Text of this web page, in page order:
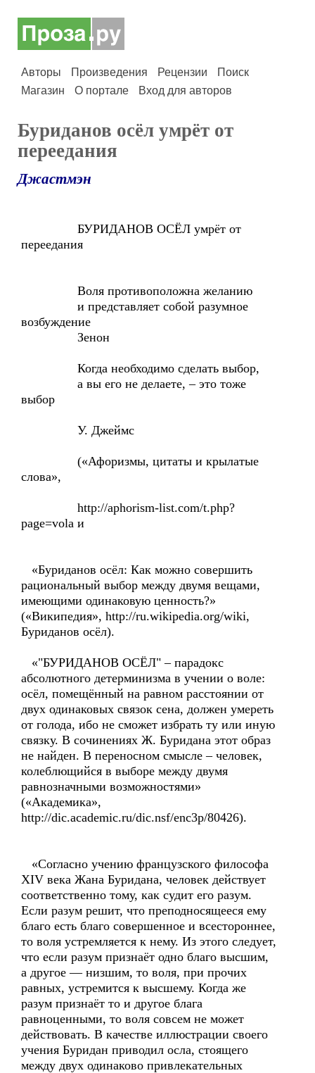
Авторы Произведения Рецензии
Поиск
Магазин
О портале Вход для авторов
Буриданов осёл умрёт от
переедания
Джастмэн
БУРИДАНОВ ОСЁЛ умрёт от
переедания
Воля противоположна желанию
и представляет собой разумное
возбуждение
Зенон
Когда необходимо сделать выбор,
а вы его не делаете, – это тоже
выбор
У. Джеймс
(«Афоризмы, цитаты и крылатые
слова»,
http://aphorism-list.com/t.php?
page=vola и
«Буриданов осёл: Как можно совершить
рациональный выбор между двумя вещами,
имеющими одинаковую ценность?»
(«Википедия», http://ru.wikipedia.org/wiki,
Буриданов осёл).
«"БУРИДАНОВ ОСЁЛ" – парадокс
абсолютного детерминизма в учении о воле:
осёл, помещённый на равном расстоянии от
двух одинаковых связок сена, должен умереть
от голода, ибо не сможет избрать ту или иную
связку. В сочинениях Ж. Буридана этот образ
не найден. В переносном смысле – человек,
колеблющийся в выборе между двумя
равнозначными возможностями»
(«Академика»,
http://dic.academic.ru/dic.nsf/enc3p/80426).
«Согласно учению французского философа
XIV века Жана Буридана, человек действует
соответственно тому, как судит его разум.
Если разум решит, что преподносящееся ему
благо есть благо совершенное и всестороннее,
то воля устремляется к нему. Из этого следует,
что если разум признаёт одно благо высшим,
а другое — низшим, то воля, при прочих
равных, устремится к высшему. Когда же
разум признаёт то и другое блага
равноценными, то воля совсем не может
действовать. В качестве иллюстрации своего
учения Буридан приводил осла, стоящего
между двух одинаково привлекательных